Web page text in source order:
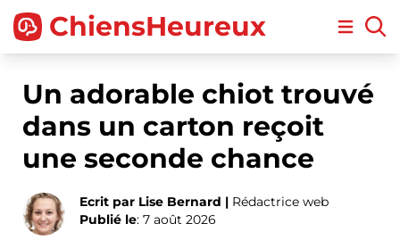
ChiensHeureux Open
Un adorable chiot trouvé
dans un carton reçoit
une seconde chance
Ecrit par Lise Bernard | Rédactrice web
Publié le: 7 août 2026